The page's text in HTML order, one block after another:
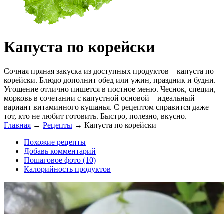
Капуста по корейски
Сочная пряная закуска из доступных продуктов – капуста по
корейски. Блюдо дополнит обед или ужин, праздник и будни.
Угощение отлично пишется в постное меню. Чеснок, специи,
морковь в сочетании с капустной основой – идеальный
вариант витаминного кушанья. С рецептом справится даже
тот, кто не любит готовить. Быстро, полезно, вкусно.
Главная → Рецепты → Капуста по корейски
Похожие рецепты
Добавь комментарий
Пошаговое фото (10)
Калорийность продуктов